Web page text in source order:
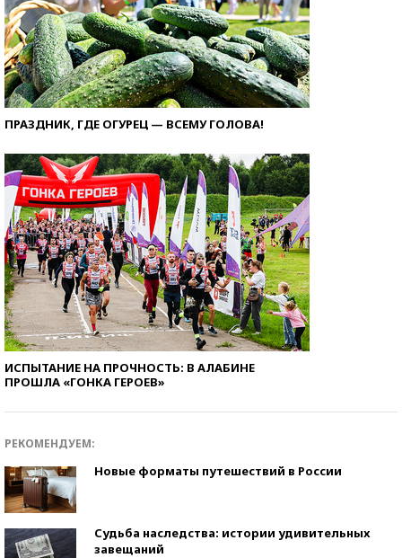
ПРАЗДНИК, ГДЕ ОГУРЕЦ — ВСЕМУ ГОЛОВА!
ИСПЫТАНИЕ НА ПРОЧНОСТЬ: В АЛАБИНЕ
ПРОШЛА «ГОНКА ГЕРОЕВ»
РЕКОМЕНДУЕМ:
Новые форматы путешествий в России
Судьба наследства: истории удивительных
завещаний